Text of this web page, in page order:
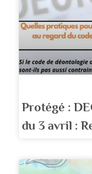
Protégé :
du 3 avril :